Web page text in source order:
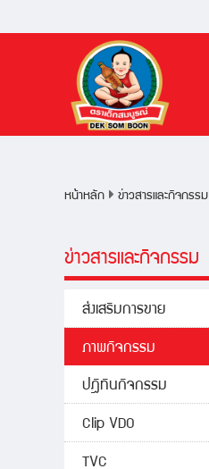
หน้าหลัก ข่าวสารและกิจกรรม
ข่าวสารและกิจกรรม
ส่งเสริมการขาย
ภาพกิจกรรม
ปฎิทินกิจกรรม
Clip VDO
TVC
ผลิตภัณฑ์
สูตรอาหาร